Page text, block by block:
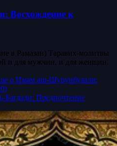
Восхождение к
в Рамазан) Таравих-молитвы
и для мужчин, и для женщин.
о Имам аш-Шурунбулали:
Предпочтение